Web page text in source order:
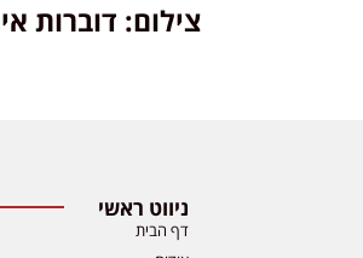
צילום: דוברות
ניווט ראשי
דף הבית